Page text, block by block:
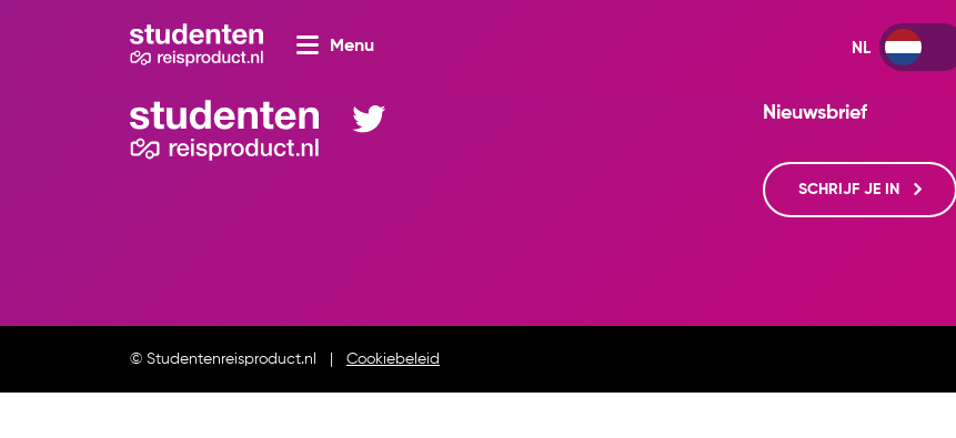
Menu
Nieuwsbrief
SCHRIJF JE IN
© Studentenreisproduct.nl Cookiebeleid